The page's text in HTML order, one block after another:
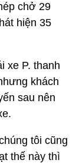
chở 29
hiện 35
xe P. thanh
khách
sau nên
tôi cũng
thế này thì